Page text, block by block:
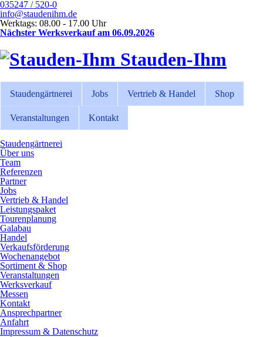
035247 / 520-0
info@staudenihm.de
Werktags: 08.00 - 17.00 Uhr
Nächster Werksverkauf am 06.09.2026
Stauden-Ihm
Staudengärtnerei Jobs Vertrieb & Handel Shop
Veranstaltungen Kontakt
Staudengärtnerei
Über uns
Team
Referenzen
Partner
Jobs
Vertrieb & Handel
Leistungspaket
Tourenplanung
Galabau
Handel
Verkaufsförderung
Wochenangebot
Sortiment & Shop
Veranstaltungen
Werksverkauf
Messen
Kontakt
Ansprechpartner
Anfahrt
Impressum & Datenschutz